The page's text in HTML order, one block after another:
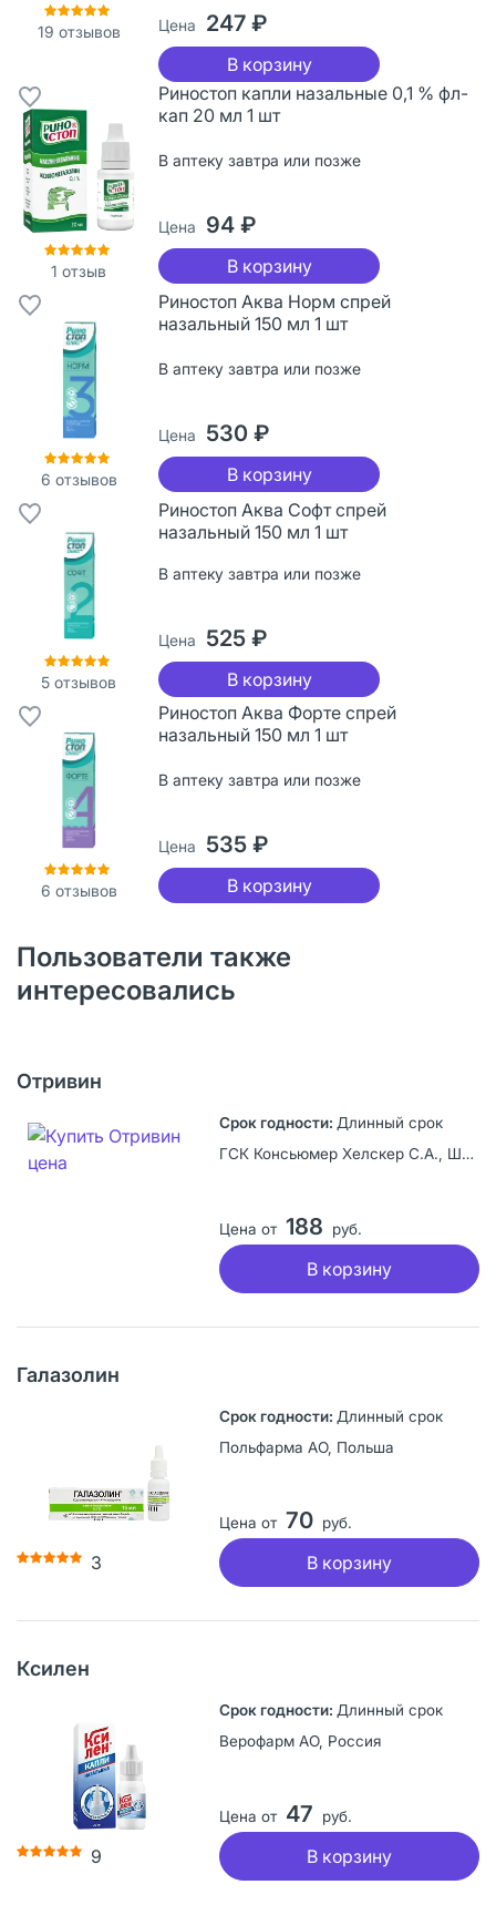
19 отзывов Цена 247 ₽
В корзину
1 отзыв
Риностоп капли назальные 0,1 % фл-
кап 20 мл 1 шт
В аптеку завтра или позже
Цена 94 ₽
В корзину
6 отзывов
Риностоп Аква Норм спрей
назальный 150 мл 1 шт
В аптеку завтра или позже
Цена 530 ₽
В корзину
5 отзывов
Риностоп Аква Софт спрей
назальный 150 мл 1 шт
В аптеку завтра или позже
Цена 525 ₽
В корзину
6 отзывов
Риностоп Аква Форте спрей
назальный 150 мл 1 шт
В аптеку завтра или позже
Цена 535 ₽
В корзину
Пользователи также
интересовались
Отривин
Длинный срок
ГСК Консьюмер Хелскер С.А., Швейцария
Цена от 188 руб.
В корзину
Галазолин
3
Длинный срок
Польфарма АО, Польша
Цена от 70 руб.
В корзину
Ксилен
9
Длинный срок
Верофарм АО, Россия
Цена от 47 руб.
В корзину